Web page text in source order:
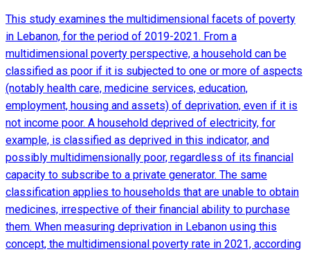
This study examines the multidimensional facets of poverty
in Lebanon, for the period of 2019-2021. From a
multidimensional poverty perspective, a household can be
classified as poor if it is subjected to one or more of aspects
(notably health care, medicine services, education,
employment, housing and assets) of deprivation, even if it is
not income poor. A household deprived of electricity, for
example, is classified as deprived in this indicator, and
possibly multidimensionally poor, regardless of its financial
capacity to subscribe to a private generator. The same
classification applies to households that are unable to obtain
medicines, irrespective of their financial ability to purchase
them. When measuring deprivation in Lebanon using this
concept, the multidimensional poverty rate in 2021, according